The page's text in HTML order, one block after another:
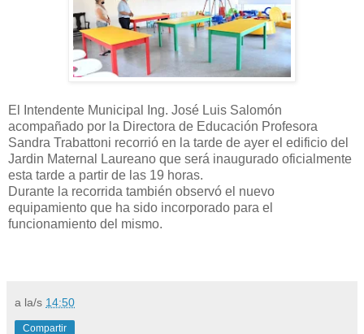
El Intendente Municipal Ing. José Luis Salomón
acompañado por la Directora de Educación Profesora
Sandra Trabattoni recorrió en la tarde de ayer el edificio del
Jardin Maternal Laureano que será inaugurado oficialmente
esta tarde a partir de las 19 horas.
Durante la recorrida también observó el nuevo
equipamiento que ha sido incorporado para el
funcionamiento del mismo.
a la/s 14:50
Compartir